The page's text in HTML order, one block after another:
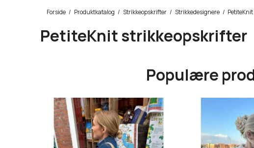
Forside / Produktkatalog / Strikkeopskrifter / Strikkedesignere /
PetiteKnit strikkeopskrifter
Populære